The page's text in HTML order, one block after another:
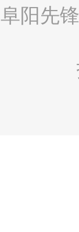
阜阳先